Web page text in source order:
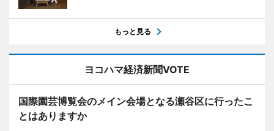
もっと見る
ヨコハマ経済新聞VOTE
国際園芸博覧会のメイン会場となる瀬谷区に行ったこ
とはありますか